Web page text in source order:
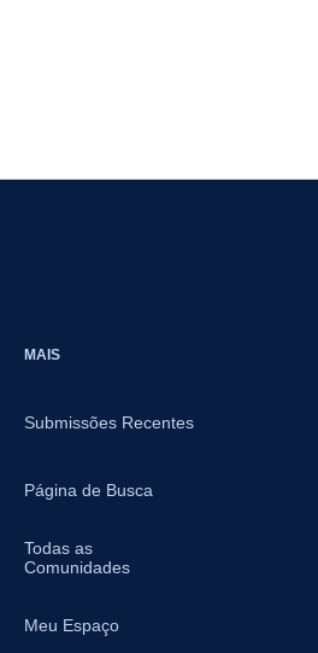
MAIS
Submissões Recentes
Página de Busca
Todas as
Comunidades
Meu Espaço